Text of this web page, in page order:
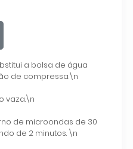
a bolsa de água
de compressa.\n
vaza.\n
de microondas de 30
de 2 minutos. \n